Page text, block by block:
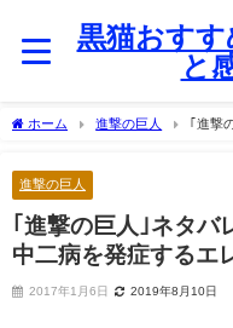
黒猫おす
と
ホーム 進撃の巨人
｢進撃
進撃の巨人
｢進撃の巨人｣ネタバ
中二病を発症するエ
2017年1月6日 2019年8月10日